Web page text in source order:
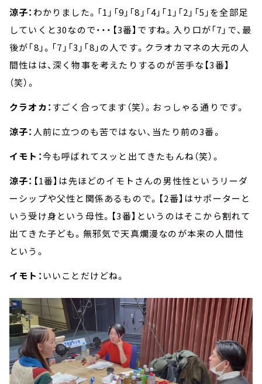
涼子：わかりました。「1」「9」「8」「4」「1」「2」「5」を全部足
していくと30なので・・・【3番】ですね。入り口が「7」で、最
後が「8」。「7」「3」「8」の人です。クラオカマネの大元の人
間性はは、深く物事を考えたりするのが苦手な【3番】
（笑）。
クラオカ： すごく合ってます（笑）。おっしゃる通りです。
涼子： 人前に立つのも苦ではない、当たり前の3番。
イモト：今も呼ばれてスッと出てきたもんね（笑）。
涼子： 【1番】は先ほどのイモトさんの男性性というリーダ
ーシップや父性と関係あるもので。【2番】はサポーターと
いう受け身という母性。【3番】というのはそこから割れて
出てきた子ども。無邪気で天真爛漫なのが本来の人間性
という。
イモト： いいことだけどね。